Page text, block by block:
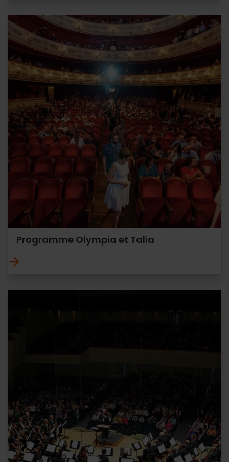
Programme Olympia et Talia